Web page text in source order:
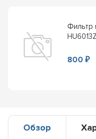
Фильтр
800₽
Обзор